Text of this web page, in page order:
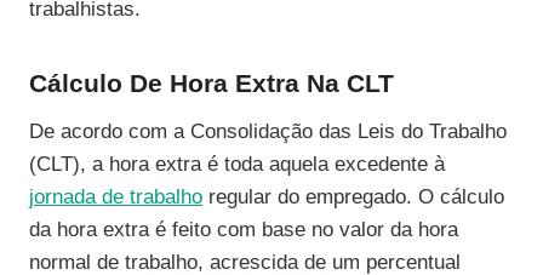
trabalhistas.
Cálculo De Hora Extra Na CLT
De acordo com a Consolidação das Leis do Trabalho
(CLT), a hora extra é toda aquela excedente à
jornada de trabalho regular do empregado. O cálculo
da hora extra é feito com base no valor da hora
normal de trabalho, acrescida de um percentual